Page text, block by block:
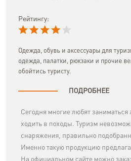
Рейтингу:
Одежда, обувь и аксессуары для
одежда, палатки, рюкзаки и прочие
обойтись туристу.
ПОДРОБНЕЕ
Сегодня многие любят
ходить в походы. Туризм
снаряжения, правильно
Именно такую продукцию
На официальном сайте можно